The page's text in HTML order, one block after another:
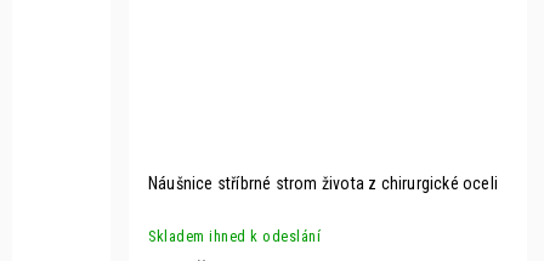
Náušnice stříbrné strom života z chirurgické oceli
Skladem ihned k odeslání